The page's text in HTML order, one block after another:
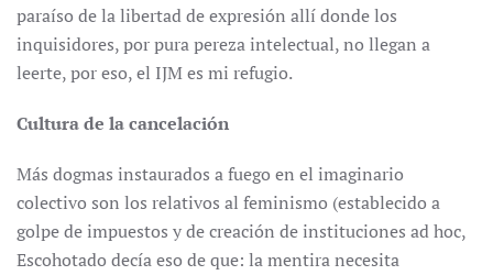
paraíso de la libertad de expresión allí donde los
inquisidores, por pura pereza intelectual, no llegan a
leerte, por eso, el IJM es mi refugio.
Cultura de la cancelación
Más dogmas instaurados a fuego en el imaginario
colectivo son los relativos al feminismo (establecido a
golpe de impuestos y de creación de instituciones ad hoc,
Escohotado decía eso de que: la mentira necesita